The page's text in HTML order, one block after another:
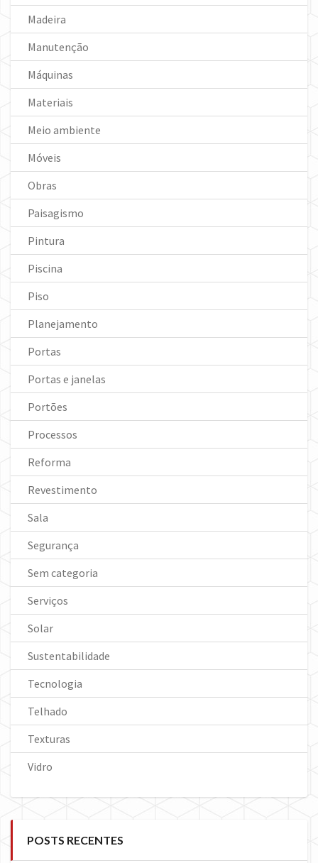
Madeira
Manutenção
Máquinas
Materiais
Meio ambiente
Móveis
Obras
Paisagismo
Pintura
Piscina
Piso
Planejamento
Portas
Portas e janelas
Portões
Processos
Reforma
Revestimento
Sala
Segurança
Sem categoria
Serviços
Solar
Sustentabilidade
Tecnologia
Telhado
Texturas
Vidro
POSTS RECENTES